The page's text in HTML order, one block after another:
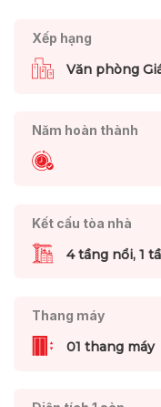
Xếp hạng
Văn phòng
Năm hoàn thành
Kết cấu tòa nhà
4 tầng nổi, 1
Thang máy
01 thang máy